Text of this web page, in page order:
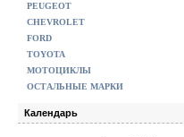
PEUGEOT
CHEVROLET
FORD
TOYOTA
МОТОЦИКЛЫ
ОСТАЛЬНЫЕ МАРКИ
Календарь